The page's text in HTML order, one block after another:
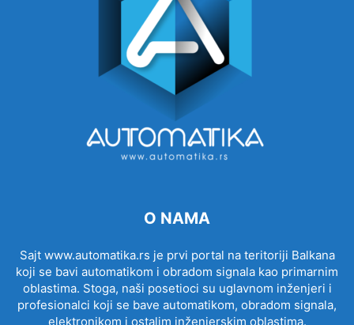
O NAMA
Sajt www.automatika.rs je prvi portal na teritoriji Balkana
koji se bavi automatikom i obradom signala kao primarnim
oblastima. Stoga, naši posetioci su uglavnom inženjeri i
profesionalci koji se bave automatikom, obradom signala,
elektronikom i ostalim inženjerskim oblastima.